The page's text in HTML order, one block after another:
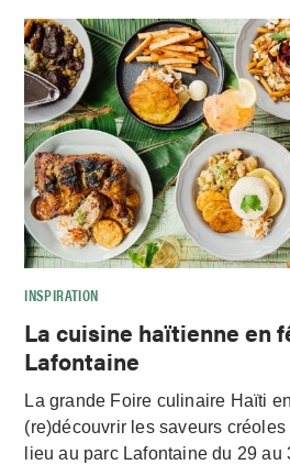
INSPIRATION
La cuisine haïtienne en
Lafontaine
La grande Foire culinaire Haïti
(re)découvrir les saveurs
lieu au parc Lafontaine du 29